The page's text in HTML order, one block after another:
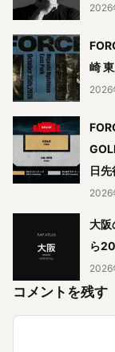
2026
崎
2026
日
2026
大
ら
2026
コメントを残す